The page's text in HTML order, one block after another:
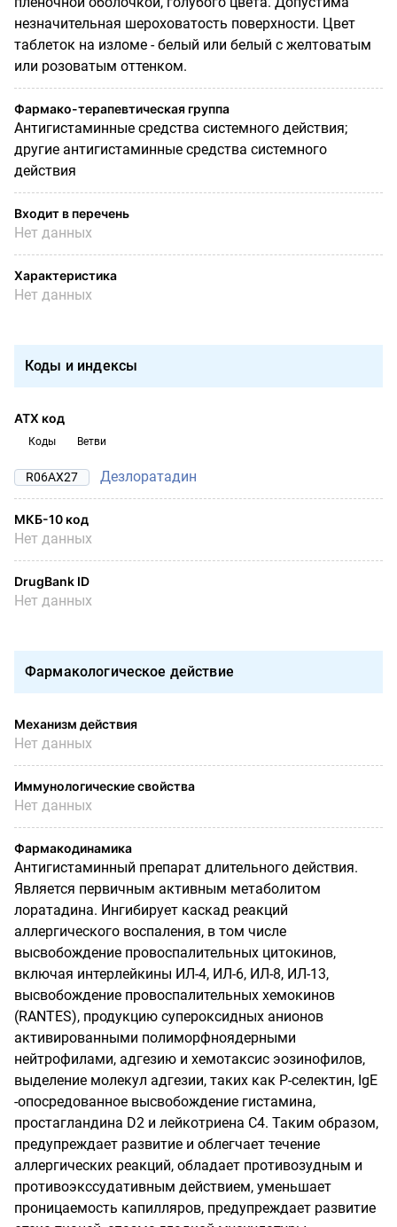
незначительная шероховатость поверхности. Цвет
таблеток на изломе - белый или белый с желтоватым
или розоватым оттенком.
Фармако-терапевтическая группа
Антигистаминные средства системного действия;
другие антигистаминные средства системного
действия
Входит в перечень
Нет данных
Характеристика
Нет данных
Коды и индексы
АТХ код
Коды Ветви
R06AX27 Дезлоратадин
МКБ-10 код
Нет данных
DrugBank ID
Нет данных
Фармакологическое действие
Механизм действия
Нет данных
Иммунологические свойства
Нет данных
Фармакодинамика
Антигистаминный препарат длительного действия.
Является первичным активным метаболитом
лоратадина. Ингибирует каскад реакций
аллергического воспаления, в том числе
высвобождение провоспалительных цитокинов,
включая интерлейкины ИЛ-4, ИЛ-6, ИЛ-8, ИЛ-13,
высвобождение провоспалительных хемокинов
(RANTES), продукцию супероксидных анионов
активированными полиморфноядерными
нейтрофилами, адгезию и хемотаксис эозинофилов,
выделение молекул адгезии, таких как Р-селектин, IgE
-опосредованное высвобождение гистамина,
простагландина D2 и лейкотриена С4. Таким образом,
предупреждает развитие и облегчает течение
аллергических реакций, обладает противозудным и
противоэкссудативным действием, уменьшает
проницаемость капилляров, предупреждает развитие